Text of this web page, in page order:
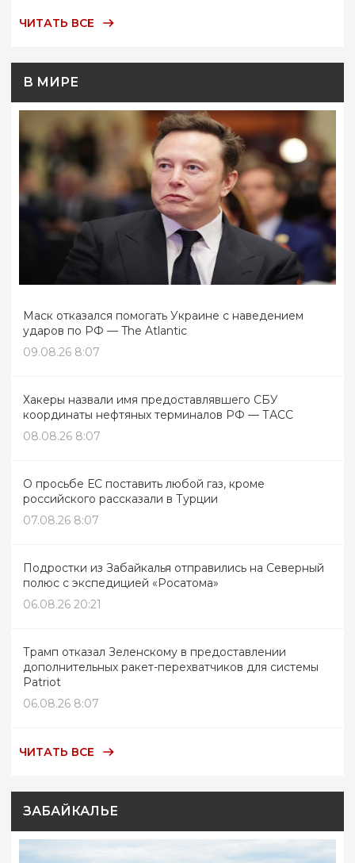
ЧИТАТЬ ВСЕ
В МИРЕ
Маск отказался помогать Украине с наведением
ударов по РФ — The Atlantic
09.08.26 8:07
Хакеры назвали имя предоставлявшего СБУ
координаты нефтяных терминалов РФ — ТАСС
08.08.26 8:07
О просьбе ЕС поставить любой газ, кроме
российского рассказали в Турции
07.08.26 8:07
Подростки из Забайкалья отправились на Северный
полюс с экспедицией «Росатома»
06.08.26 20:21
Трамп отказал Зеленскому в предоставлении
дополнительных ракет-перехватчиков для системы
Patriot
06.08.26 8:07
ЧИТАТЬ ВСЕ
ЗАБАЙКАЛЬЕ